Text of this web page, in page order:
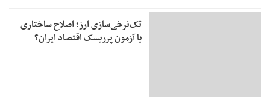
تک‌نرخی‌سازی ارز؛ اصلاح ساختاری
یا آزمون پرریسک اقتصاد ایران؟